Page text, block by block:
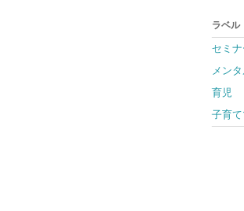
ラベル
セミナ
メン
育児
子育